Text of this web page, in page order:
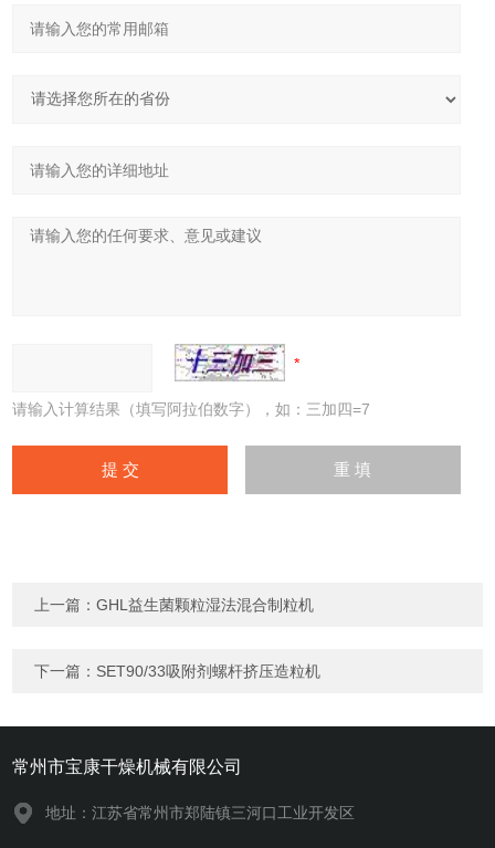
请输入计算结果（填写阿拉伯数字），如：三加四=7
上一篇：GHL益生菌颗粒湿法混合制粒机
下一篇： SET90/33吸附剂螺杆挤压造粒机
常州市宝康干燥机械有限公司
地址：江苏省常州市郑陆镇三河口工业开发区